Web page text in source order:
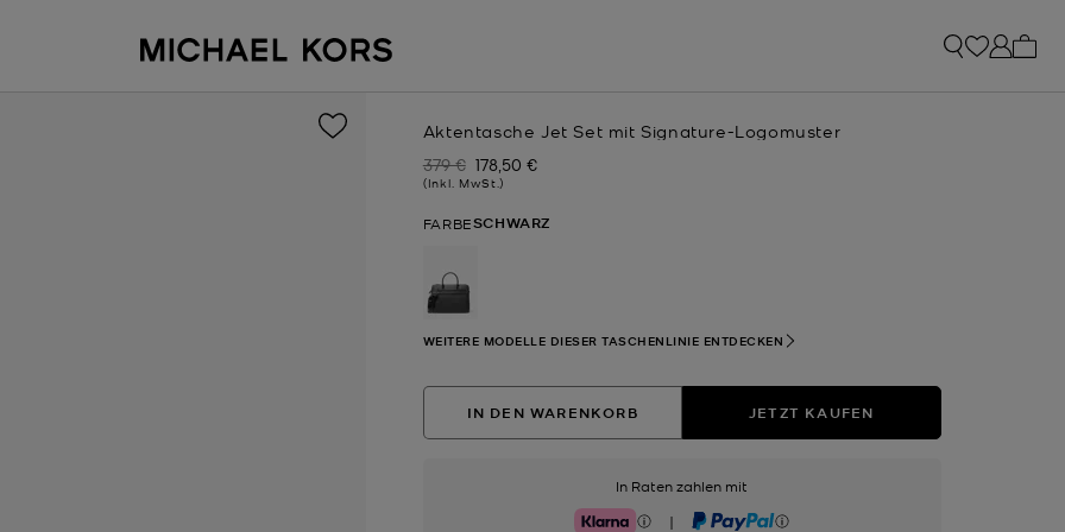
Aktentasche Jet Set mit Signature-Logomuster
Zuvor
379 € Jetzt
178,50 €
(Inkl. MwSt.)
FARBESCHWARZ
ausgewählt
WEITERE MODELLE DIESER TASCHENLINIE ENTDECKEN
IN DEN WARENKORB JETZT KAUFEN
In Raten zahlen mit
|